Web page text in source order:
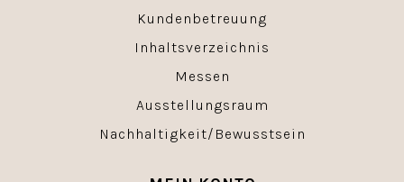
Kundenbetreuung
Inhaltsverzeichnis
Messen
Ausstellungsraum
Nachhaltigkeit/Bewusstsein